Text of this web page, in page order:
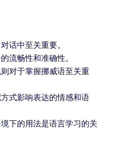
话中至关重要。
流畅性和准确性。
对于掌握挪威语至关重
式影响表达的情感和语
下的用法是语言学习的关